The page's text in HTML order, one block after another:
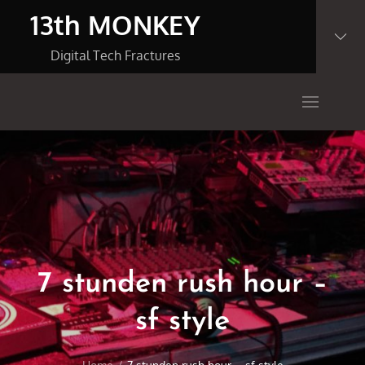
13th MONKEY
Digital Tech Fractures
7 stunden rush hour –
sf style